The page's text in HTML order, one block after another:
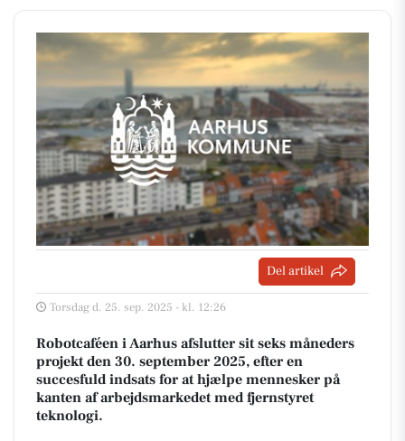
Del artikel
Torsdag d. 25. sep. 2025 - kl. 12:26
Robotcaféen i Aarhus afslutter sit seks måneders
projekt den 30. september 2025, efter en
succesfuld indsats for at hjælpe mennesker på
kanten af arbejdsmarkedet med fjernstyret
teknologi.